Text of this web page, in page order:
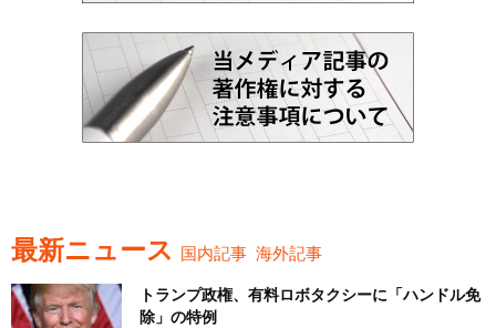
最新ニュース 国内記事 海外記事
トランプ政権、有料ロボタクシーに「ハンドル免
除」の特例